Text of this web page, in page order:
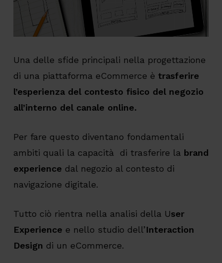
Una delle sfide principali nella progettazione
di una piattaforma eCommerce è trasferire
l’esperienza del contesto fisico del negozio
all’interno del canale online.
Per fare questo diventano fondamentali
ambiti quali la capacità di trasferire la brand
experience dal negozio al contesto di
navigazione digitale.
Tutto ciò rientra nella analisi della User
Experience e nello studio dell’Interaction
Design di un eCommerce.